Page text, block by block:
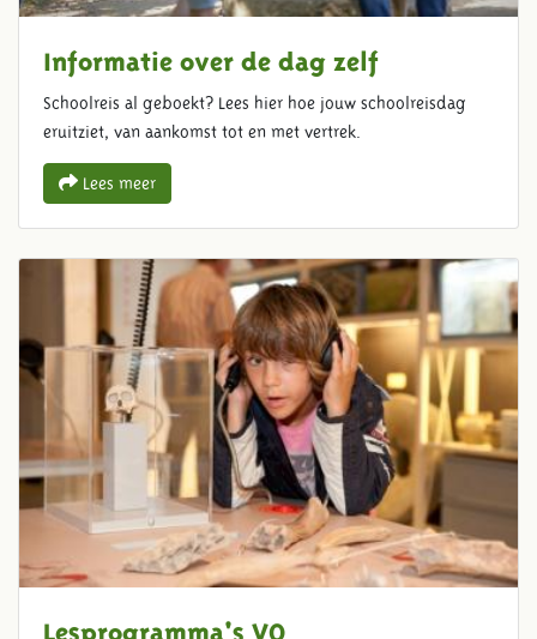
Informatie over de dag zelf
Schoolreis al geboekt? Lees hier hoe jouw schoolreisdag
eruitziet, van aankomst tot en met vertrek.
Lees meer
Lesprogramma's VO